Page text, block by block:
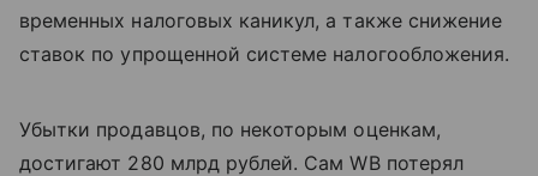
временных налоговых каникул, а также снижение
ставок по упрощенной системе налогообложения.
Убытки продавцов, по некоторым оценкам,
достигают 280 млрд рублей. Сам WB потерял